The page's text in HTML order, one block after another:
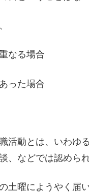
なる場合
った場合
活動とは、いわゆ
、などでは認められ
土曜にようやく届